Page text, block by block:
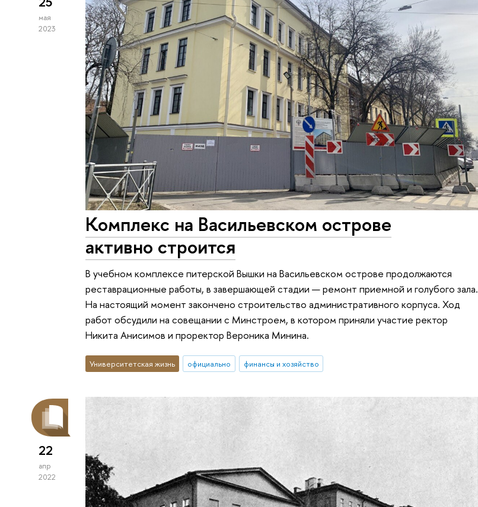
мая
2023
Комплекс на Васильевском острове
активно строится
В учебном комплексе питерской Вышки на Васильевском острове продолжаются
реставрационные работы, в завершающей стадии — ремонт приемной и голубого зала.
На настоящий момент закончено строительство административного корпуса. Ход
работ обсудили на совещании с Минстроем, в котором приняли участие ректор
Никита Анисимов и проректор Вероника Минина.
Университетская жизнь официально финансы и хозяйство
22
апр
2022